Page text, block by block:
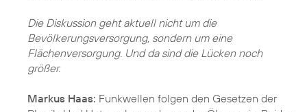
Die Diskussion geht aktuell nicht um die
Bevölkerungsversorgung, sondern um eine
Flächenversorgung. Und da sind die Lücken noch
größer.
Markus Haas: Funkwellen folgen den Gesetzen der